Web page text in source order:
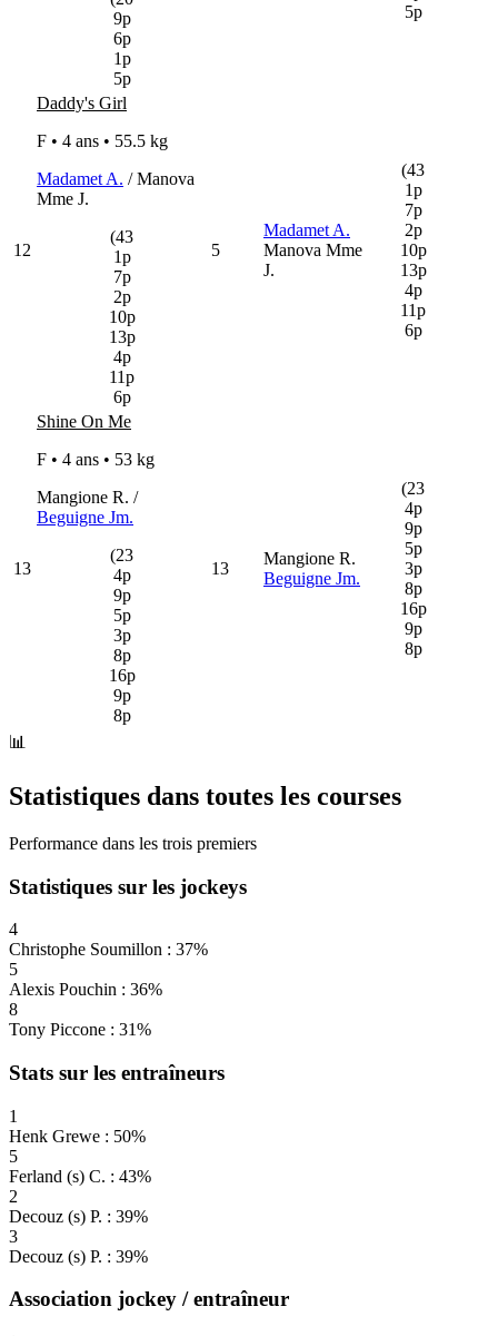
9p
6p
1p
5p
5p
12
Daddy's Girl
F • 4 ans • 55.5 kg
Madamet A. / Manova
Mme J.
(43
1p
7p
2p
10p
13p
4p
11p
6p
5
Madamet A.
Manova Mme
J.
(43
1p
7p
2p
10p
13p
4p
11p
6p
13
Shine On Me
F • 4 ans • 53 kg
Mangione R. /
Beguigne Jm.
(23
4p
9p
5p
3p
8p
16p
9p
8p
13
Mangione R.
Beguigne Jm.
(23
4p
9p
5p
3p
8p
16p
9p
8p
📊
Statistiques dans toutes les courses
Performance dans les trois premiers
Statistiques sur les jockeys
4
Christophe Soumillon : 37%
5
Alexis Pouchin : 36%
8
Tony Piccone : 31%
Stats sur les entraîneurs
1
Henk Grewe : 50%
5
Ferland (s) C. : 43%
2
Decouz (s) P. : 39%
3
Decouz (s) P. : 39%
Association jockey / entraîneur